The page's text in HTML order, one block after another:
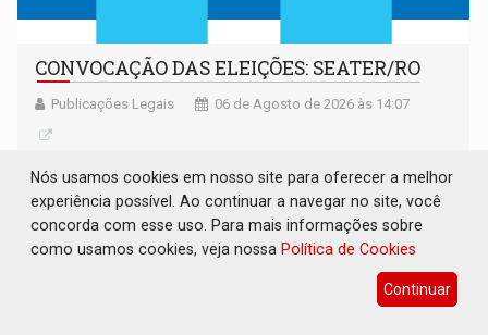
CONVOCAÇÃO DAS ELEIÇÕES: SEATER/RO
Publicações Legais 06 de Agosto de 2026 às 14:07
Nós usamos cookies em nosso site para oferecer a melhor
experiência possível. Ao continuar a navegar no site, você
concorda com esse uso. Para mais informações sobre
como usamos cookies, veja nossa Política de Cookies
Continuar